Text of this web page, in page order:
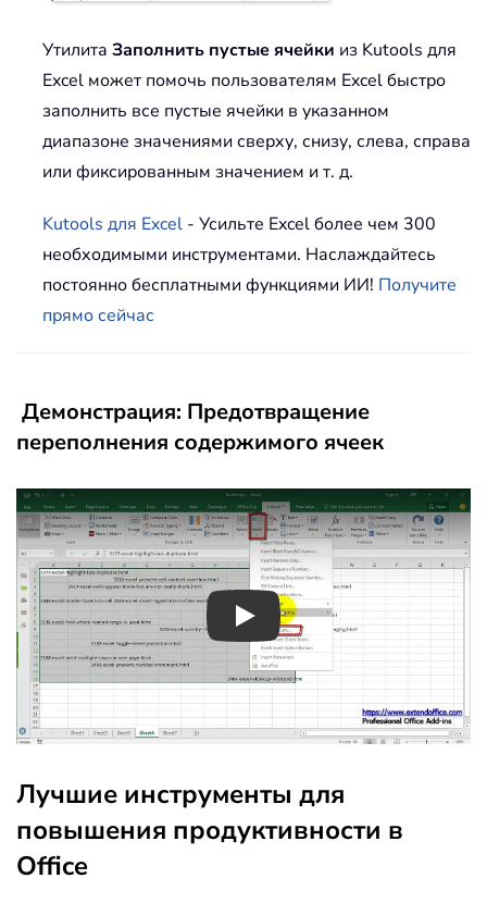
Утилита Заполнить пустые ячейки из Kutools для
Excel может помочь пользователям Excel быстро
заполнить все пустые ячейки в указанном
диапазоне значениями сверху, снизу, слева, справа
или фиксированным значением и т. д.
Kutools для Excel - Усильте Excel более чем 300
необходимыми инструментами. Наслаждайтесь
постоянно бесплатными функциями ИИ! Получите
прямо сейчас
Демонстрация: Предотвращение
переполнения содержимого ячеек
Play
Лучшие инструменты для
повышения продуктивности в
Office